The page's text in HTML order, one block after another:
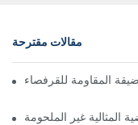
مقالات مقترحة
المقاومة للقرفصاء
المثالية غير الملحومة